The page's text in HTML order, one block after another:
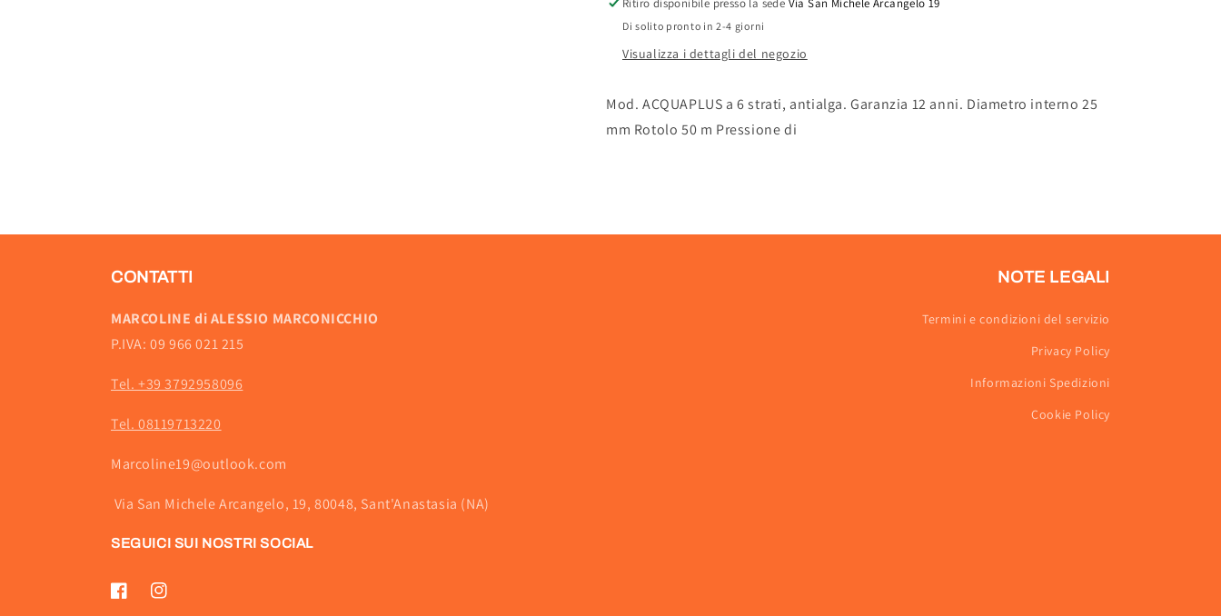
ML.
ML.
Ritiro disponibile presso la sede Via San Michele Arcangelo 19
Di solito pronto in 2-4 giorni
Visualizza i dettagli del negozio
Mod. ACQUAPLUS a 6 strati, antialga. Garanzia 12 anni. Diametro interno 25
mm Rotolo 50 m Pressione di
CONTATTI
MARCOLINE di ALESSIO MARCONICCHIO
P.IVA: 09 966 021 215
Tel. +39 3792958096
Tel. 08119713220
Marcoline19@outlook.com
Via San Michele Arcangelo, 19, 80048, Sant'Anastasia (NA)
SEGUICI SUI NOSTRI SOCIAL
FacebookInstagram
NOTE LEGALI
Termini e condizioni del servizio
Privacy Policy
Informazioni Spedizioni
Cookie Policy